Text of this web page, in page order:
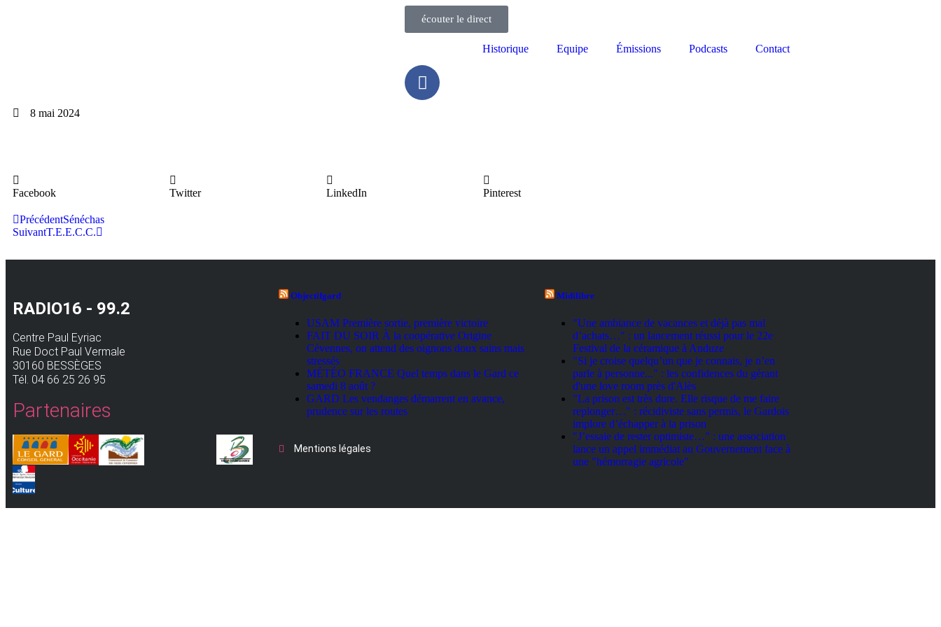
écouter le direct
Historique Equipe Émissions Podcasts Contact
8 mai 2024
Facebook Twitter LinkedIn Pinterest
PrécédentSénéchas
SuivantT.E.E.C.C.
RADIO16 - 99.2
Centre Paul Eyriac
Rue Doct Paul Vermale
30160 BESSÈGES
Tél. 04 66 25 26 95
Partenaires
Objectifgard
USAM Première sortie, première victoire
FAIT DU SOIR À la coopérative Origine
Cévennes, on attend des oignons doux sains mais
stressés
MÉTÉO FRANCE Quel temps dans le Gard ce
samedi 8 août ?
GARD Les vendanges démarrent en avance,
prudence sur les routes
Mentions légales
Midilibre
"Une ambiance de vacances et déjà pas mal
d’achats…" : un lancement réussi pour le 22e
Festival de la céramique à Anduze
"Si je croise quelqu’un que je connais, je n’en
parle à personne..." : les confidences du gérant
d'une love room près d'Alès
"La prison est très dure. Elle risque de me faire
replonger…" : récidiviste sans permis, le Gardois
implore d’échapper à la prison
"J’essaie de rester optimiste…" : une association
lance un appel immédiat au Gouvernement face à
une "hémorragie agricole"